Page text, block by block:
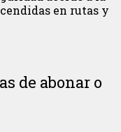
en rutas y
de abonar o